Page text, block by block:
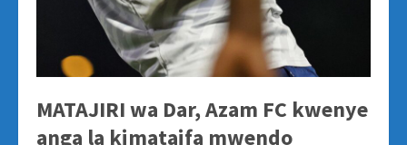
MATAJIRI wa Dar, Azam FC kwenye
anga la kimataifa mwendo